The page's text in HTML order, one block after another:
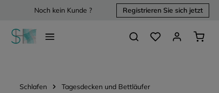
springenNoch kein Kunde ? Registrieren Sie sich jetzt
Du hast 0 Produkte
Schlafen Tagesdecken und Bettläufer